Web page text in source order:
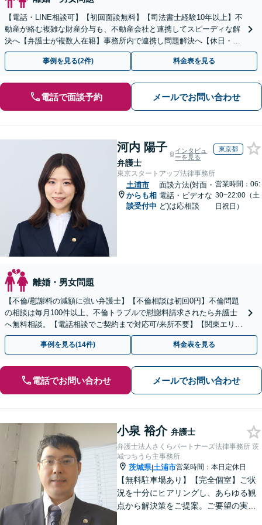
【電話・LINE相談可】【初回面談無料】【司法書士経験10年以上】不
動産が絡む複雑な財産分与も、不動産会社と連携してスピーディな解
決へ【弁護士が複数人在籍】事務所内で連携し問題解決へ【休日・夜
間面談可】【子連れ相談可】【虎ノ門駅1分】
事例を見る(2件) 料金表を見る
電話で面談予約 メールでお問い合わせ
河内 陽子
弁護士
インタビュ
ーを見る
東京都
東京スタートアップ法律事務所
土浦市
からも相
談受付中
面談方法(対面・
電話・ビデオな
ど)は応相談
営業時間：06:
30~22:00（土
日祝日）
離婚・男女問題
【不倫/慰謝料の減額に強い弁護士】【不倫相談は初回0円】不倫問題
の相談は毎月100件以上、不倫トラブルで慰謝料請求されたら弁護士
へ無料相談。【電話相談でご契約まで対応可/来所不要】【関東エリア
対応】
事例を見る(14件) 料金表を見る
電話でお問い合わせ メールでお問い合わせ
小泉 裕介 弁護士
弁護士法人さくらパートナーズ法律事務所 茨
城つちうら主事務所
茨城県|土浦市営業時間：本日定休日
【無料駐車場あり】【完全個室】ご状
況を十分にヒアリングし、あらゆる観
点から解決策をご提案。ご要望の実現